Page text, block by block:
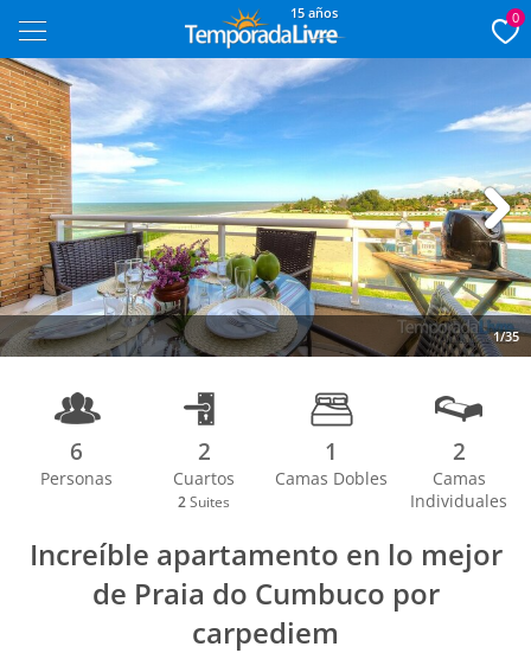
15 años 0
1/35
Next
6
Personas
2
Cuartos
2 Suites
1
Camas Dobles
2
Camas
Individuales
Increíble apartamento en lo mejor
de Praia do Cumbuco por
carpediem